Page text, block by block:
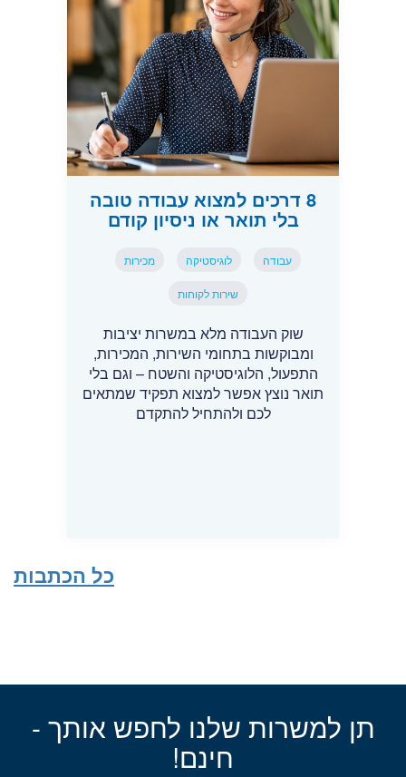
8 דרכים למצוא עבודה טובה
בלי תואר או ניסיון קודם
עבודה לוגיסטיקה מכירות
שירות לקוחות
שוק העבודה מלא במשרות יציבות
ומבוקשות בתחומי השירות, המכירות,
התפעול, הלוגיסטיקה והשטח – וגם בלי
תואר נוצץ אפשר למצוא תפקיד שמתאים
לכם ולהתחיל להתקדם
כל הכתבות
תן למשרות שלנו לחפש אותך -
חינם!